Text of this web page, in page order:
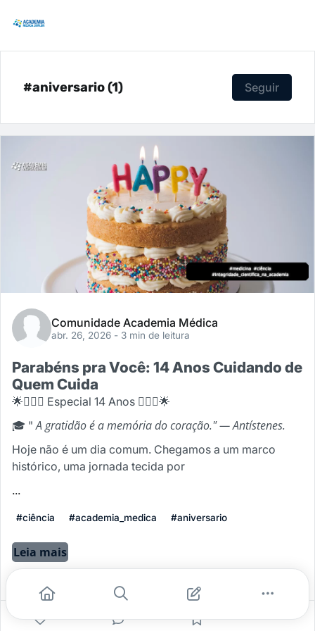
#aniversario (1) Seguir
Comunidade Academia Médica
abr. 26, 2026 - 3 min de leitura
Parabéns pra Você: 14 Anos Cuidando de
Quem Cuida
🌟🧑🏻‍⚕️ Especial 14 Anos 👩🏻‍⚕️🌟
🎓 "A gratidão é a memória do coração." — Antístenes.
Hoje não é um dia comum. Chegamos a um marco
histórico, uma jornada tecida por
...
#ciência #academia_medica #aniversario
Leia mais